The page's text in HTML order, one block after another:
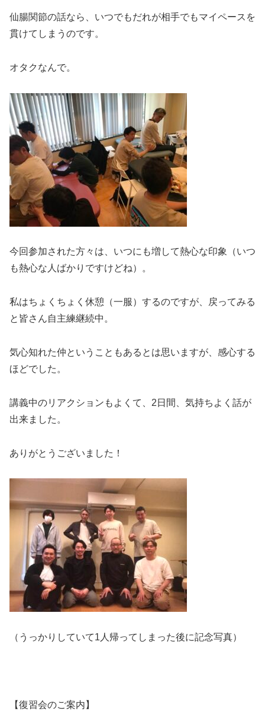
仙腸関節の話なら、いつでもだれが相手でもマイペースを
貫けてしまうのです。
オタクなんで。
今回参加された方々は、いつにも増して熱心な印象（いつ
も熱心な人ばかりですけどね）。
私はちょくちょく休憩（一服）するのですが、戻ってみる
と皆さん自主練継続中。
気心知れた仲ということもあるとは思いますが、感心する
ほどでした。
講義中のリアクションもよくて、2日間、気持ちよく話が
出来ました。
ありがとうございました！
（うっかりしていて1人帰ってしまった後に記念写真）
【復習会のご案内】